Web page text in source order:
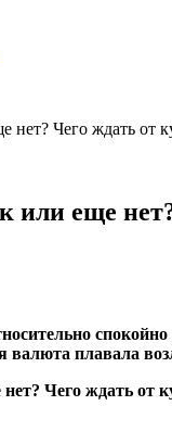
нет? Чего ждать от
или еще
спокойно
валюта плавала